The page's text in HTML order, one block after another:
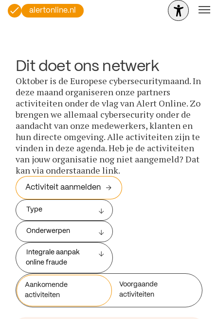
alertonline.nl
Dit doet ons netwerk
Oktober is de Europese cybersecuritymaand. In
deze maand organiseren onze partners
activiteiten onder de vlag van Alert Online. Zo
brengen we allemaal cybersecurity onder de
aandacht van onze medewerkers, klanten en
hun directe omgeving. Alle activiteiten zijn te
vinden in deze agenda. Heb je de activiteiten
van jouw organisatie nog niet aangemeld? Dat
kan via onderstaande link.
Activiteit aanmelden
Type
Onderwerpen
Integrale aanpak
online fraude
Aankomende
activiteiten
Voorgaande
activiteiten